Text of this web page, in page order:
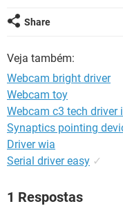
GUIA DE COMPRAS
Share
Veja também:
Webcam bright driver
Webcam toy
Webcam c3 tech driver
Synaptics pointing
Driver wia
Serial driver easy ✓
1 Respostas